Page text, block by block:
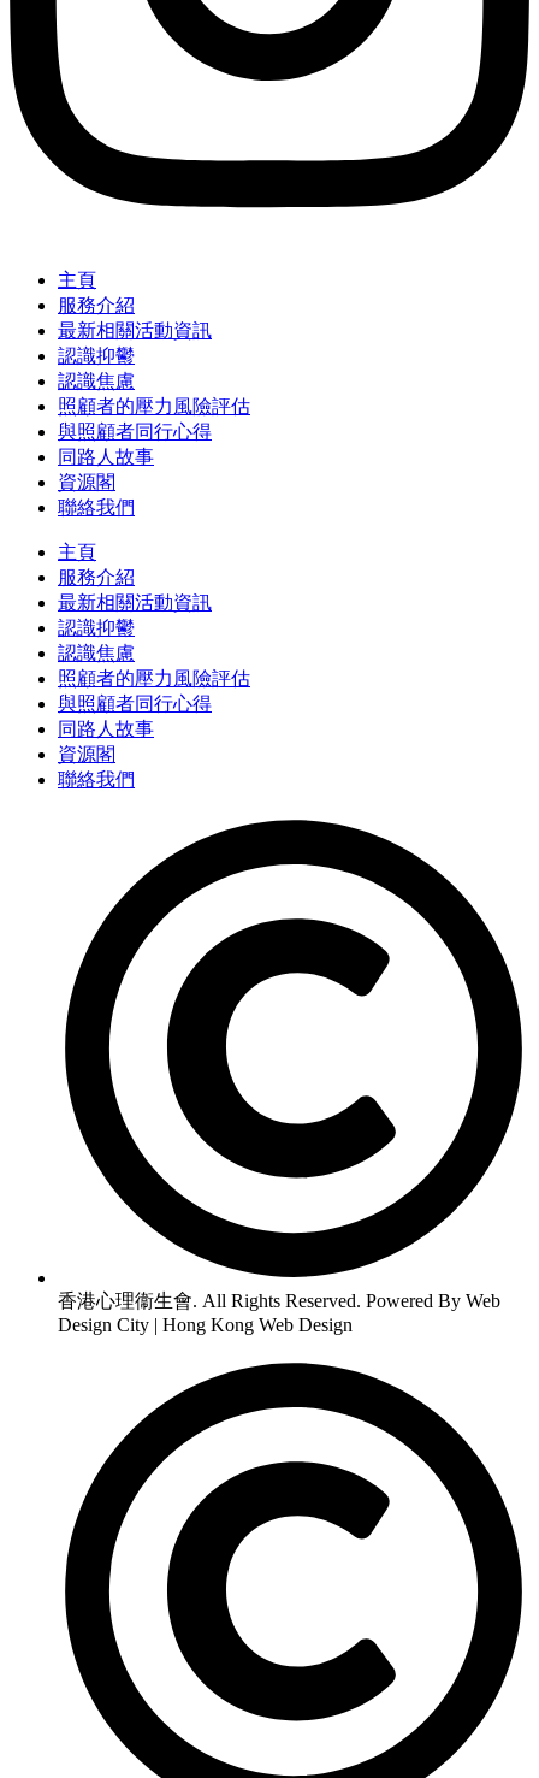
主頁
服務介紹
最新相關活動資訊
認識抑鬱
認識焦慮
照顧者的壓力風險評估
與照顧者同行心得
同路人故事
資源閣
聯絡我們
主頁
服務介紹
最新相關活動資訊
認識抑鬱
認識焦慮
照顧者的壓力風險評估
與照顧者同行心得
同路人故事
資源閣
聯絡我們
香港心理衞生會. All Rights Reserved. Powered By Web
Design City | Hong Kong Web Design